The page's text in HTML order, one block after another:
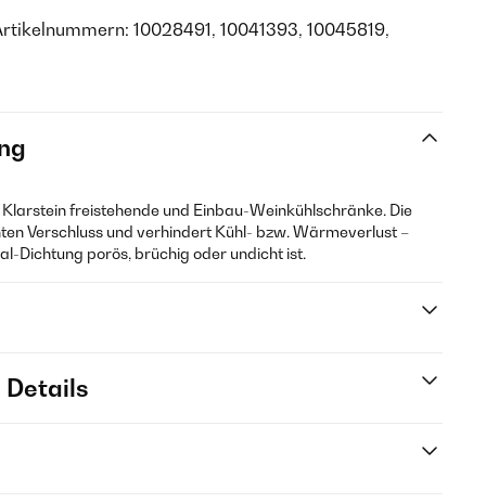
10028491, 10041393, 10045819,
freistehende und Einbau-Weinkühlschränke. Die
Verschluss und verhindert Kühl- bzw. Wärmeverlust –
Dichtung porös, brüchig oder undicht ist.
Details